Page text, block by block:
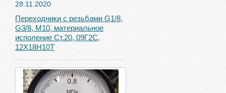
28.11.2020
Переходники с резьбами G1/8,
G3/8, М10, материальное
исполение Ст.20, 09Г2С,
12Х18Н10Т